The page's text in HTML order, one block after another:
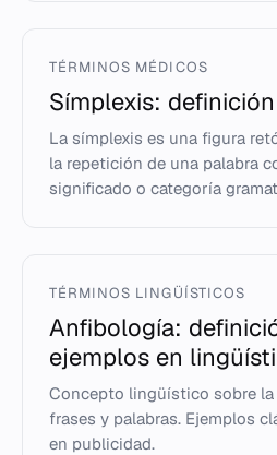
TÉRMINOS MÉDICOS
Símplexis:
La símplexis es una figura
la repetición de una palabra
significado o categoría
TÉRMINOS LINGÜÍSTICOS
Anfibología:
ejemplos en
Concepto lingüístico sobre la
frases y palabras. Ejemplos
en publicidad.